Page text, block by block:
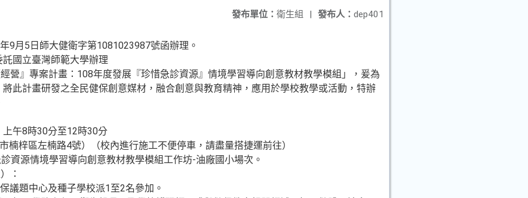
發布人： dep401
發布單位： 衛生組 |
9月5日師大健衛字第1081023987號函辦理。
國立臺灣師範大學辦理
營』專案計畫：108年度發展『珍惜急診資源』情境學習導向創意教材教學模組」，爰為
此計畫研發之全民健保創意媒材，融合創意與教育精神，應用於學校教學或活動，特辦
午8時30分至12時30分
楠梓區左楠路4號）（校內進行施工不便停車，請盡量搭捷運前往）
資源情境學習導向創意教材教學模組工作坊-油廠國小場次。
：
議題中心及種子學校派1至2名參加。